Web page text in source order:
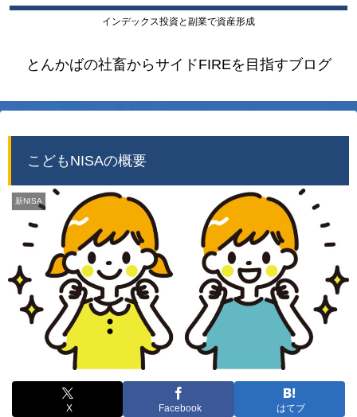
インデックス投資と副業で資産形成
とんかばの社畜からサイドFIREを目指すブログ
こどもNISAの概要
新NISA
X Facebook はてブ